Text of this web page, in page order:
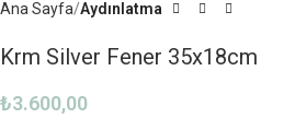
Ana Sayfa Aydınlatma
Krm Silver Fener 35x18cm
₺3.600,00